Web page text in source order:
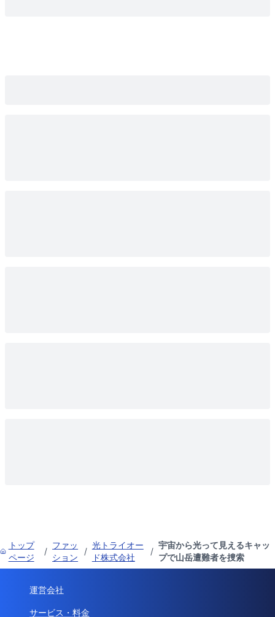
トップ
ページ
/
ファッ
ション
/
光トライオー
ド株式会社
/
宇宙から光って見えるキャッ
プで山岳遭難者を捜索
運営会社
サービス・料金